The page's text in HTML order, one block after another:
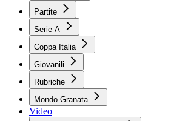
Partite
Serie A
Coppa Italia
Giovanili
Rubriche
Mondo Granata
Video